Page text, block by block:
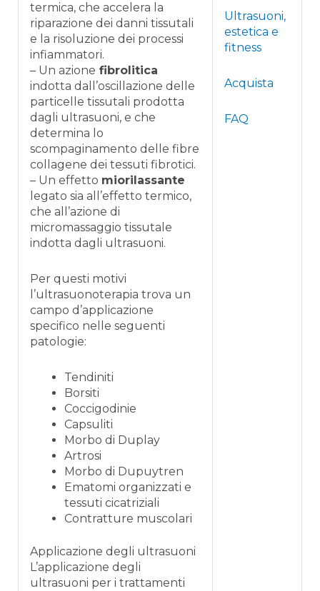
termica, che accelera la
riparazione dei danni tissutali
e la risoluzione dei processi
infiammatori.
– Un azione fibrolitica
indotta dall’oscillazione delle
particelle tissutali prodotta
dagli ultrasuoni, e che
determina lo
scompaginamento delle fibre
collagene dei tessuti fibrotici.
– Un effetto miorilassante
legato sia all’effetto termico,
che all’azione di
micromassaggio tissutale
indotta dagli ultrasuoni.
Per questi motivi
l’ultrasuonoterapia trova un
campo d’applicazione
specifico nelle seguenti
patologie:
Tendiniti
Borsiti
Coccigodinie
Capsuliti
Morbo di Duplay
Artrosi
Morbo di Dupuytren
Ematomi organizzati e
tessuti cicatriziali
Contratture muscolari
Applicazione degli ultrasuoni
L’applicazione degli
ultrasuoni per i trattamenti
Ultrasuoni,
estetica e
fitness
Acquista
FAQ